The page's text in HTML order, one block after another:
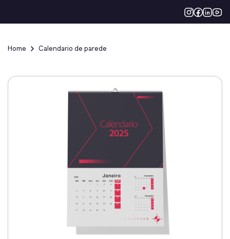
Home Calendario de parede